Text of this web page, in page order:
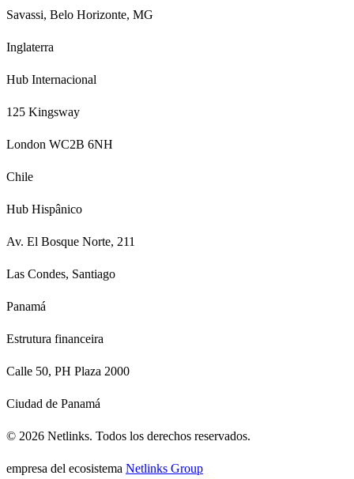
Savassi, Belo Horizonte, MG
Inglaterra
Hub Internacional
125 Kingsway
London WC2B 6NH
Chile
Hub Hispânico
Av. El Bosque Norte, 211
Las Condes, Santiago
Panamá
Estrutura financeira
Calle 50, PH Plaza 2000
Ciudad de Panamá
© 2026 Netlinks. Todos los derechos reservados.
empresa del ecosistema Netlinks Group